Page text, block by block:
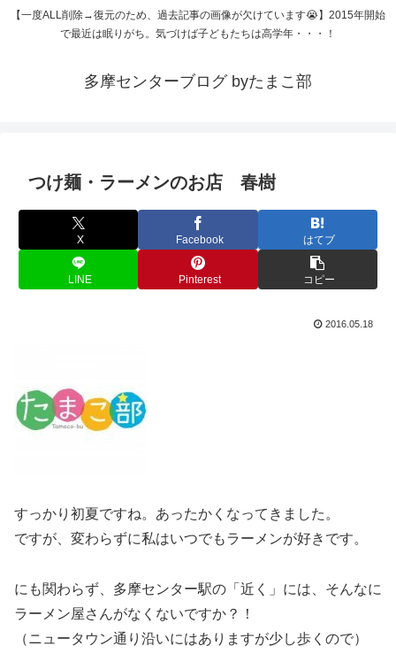
【一度ALL削除→復元のため、過去記事の画像が欠けています😭】2015年開始
で最近は眠りがち。気づけば子どもたちは高学年・・・！
多摩センターブログ byたまこ部
つけ麺・ラーメンのお店 春樹
X Facebook はてブ
LINE Pinterest コピー
2016.05.18
すっかり初夏ですね。あったかくなってきました。
ですが、変わらずに私はいつでもラーメンが好きです。
にも関わらず、多摩センター駅の「近く」には、そんなに
ラーメン屋さんがなくないですか？！
（ニュータウン通り沿いにはありますが少し歩くので）